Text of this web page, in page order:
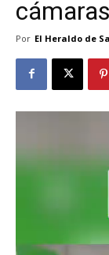
Por El Heraldo de